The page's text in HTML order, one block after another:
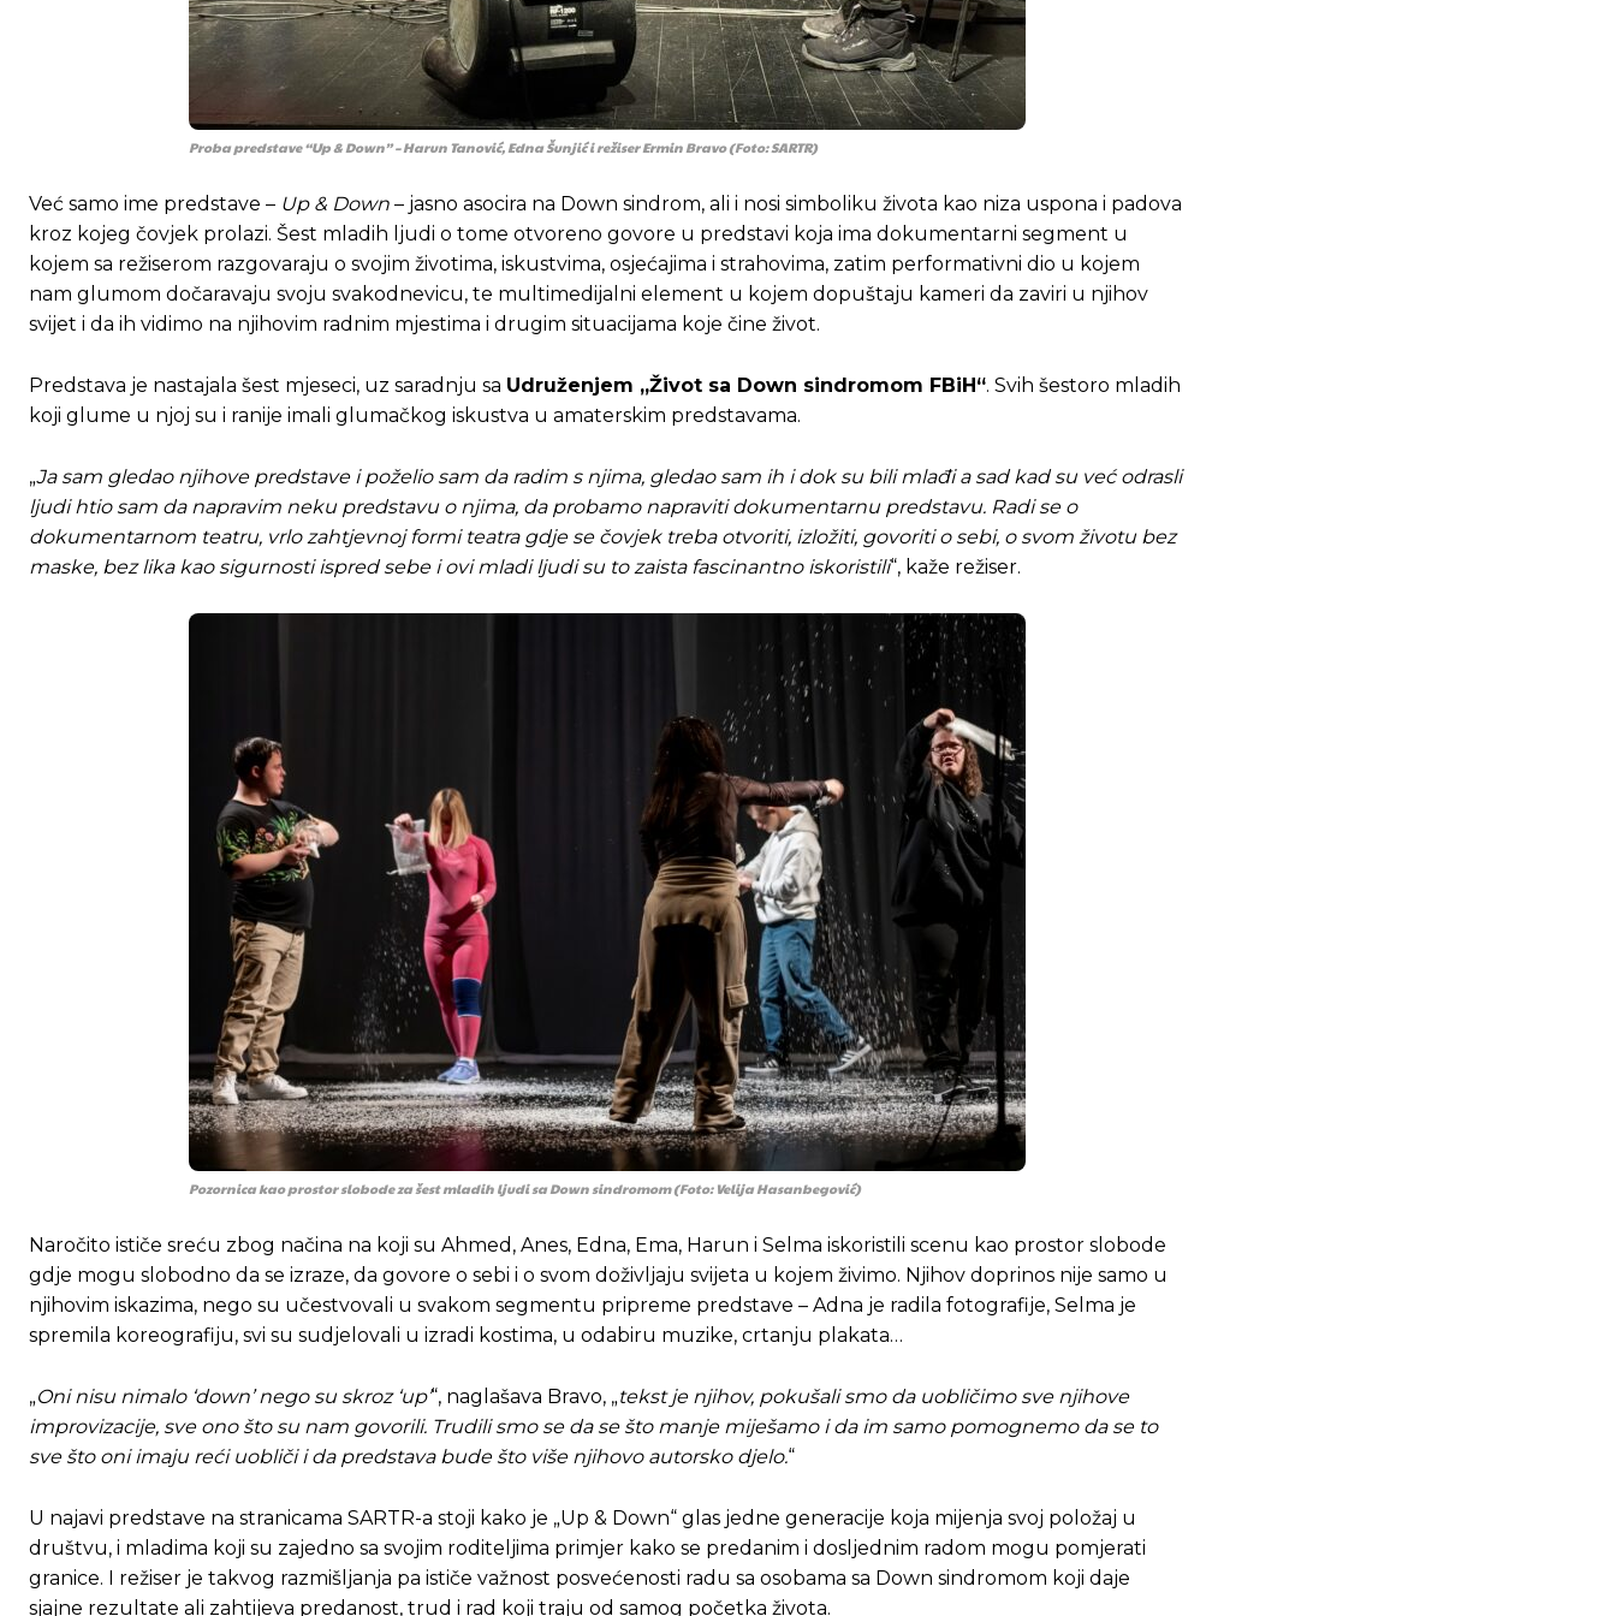
[wpuf_form id=”7463”]
[wpuf_form id=”7463”]
Proba predstave “Up & Down” – Harun Tanović, Edna Šunjić i režiser Ermin Bravo (Foto: SARTR)
Već samo ime predstave – Up & Down – jasno asocira na Down sindrom, ali i nosi simboliku života kao niza uspona i padova
kroz kojeg čovjek prolazi. Šest mladih ljudi o tome otvoreno govore u predstavi koja ima dokumentarni segment u
kojem sa režiserom razgovaraju o svojim životima, iskustvima, osjećajima i strahovima, zatim performativni dio u kojem
nam glumom dočaravaju svoju svakodnevicu, te multimedijalni element u kojem dopuštaju kameri da zaviri u njihov
svijet i da ih vidimo na njihovim radnim mjestima i drugim situacijama koje čine život.
Predstava je nastajala šest mjeseci, uz saradnju sa Udruženjem „Život sa Down sindromom FBiH“. Svih šestoro mladih
koji glume u njoj su i ranije imali glumačkog iskustva u amaterskim predstavama.
„Ja sam gledao njihove predstave i poželio sam da radim s njima, gledao sam ih i dok su bili mlađi a sad kad su već odrasli
ljudi htio sam da napravim neku predstavu o njima, da probamo napraviti dokumentarnu predstavu. Radi se o
dokumentarnom teatru, vrlo zahtjevnoj formi teatra gdje se čovjek treba otvoriti, izložiti, govoriti o sebi, o svom životu bez
maske, bez lika kao sigurnosti ispred sebe i ovi mladi ljudi su to zaista fascinantno iskoristili“, kaže režiser.
Pozornica kao prostor slobode za šest mladih ljudi sa Down sindromom (Foto: Velija Hasanbegović)
Naročito ističe sreću zbog načina na koji su Ahmed, Anes, Edna, Ema, Harun i Selma iskoristili scenu kao prostor slobode
gdje mogu slobodno da se izraze, da govore o sebi i o svom doživljaju svijeta u kojem živimo. Njihov doprinos nije samo u
njihovim iskazima, nego su učestvovali u svakom segmentu pripreme predstave – Adna je radila fotografije, Selma je
spremila koreografiju, svi su sudjelovali u izradi kostima, u odabiru muzike, crtanju plakata…
„Oni nisu nimalo ‘down’ nego su skroz ‘up’“, naglašava Bravo, „tekst je njihov, pokušali smo da uobličimo sve njihove
improvizacije, sve ono što su nam govorili. Trudili smo se da se što manje miješamo i da im samo pomognemo da se to
sve što oni imaju reći uobliči i da predstava bude što više njihovo autorsko djelo.“
U najavi predstave na stranicama SARTR-a stoji kako je „Up & Down“ glas jedne generacije koja mijenja svoj položaj u
društvu, i mladima koji su zajedno sa svojim roditeljima primjer kako se predanim i dosljednim radom mogu pomjerati
granice. I režiser je takvog razmišljanja pa ističe važnost posvećenosti radu sa osobama sa Down sindromom koji daje
sjajne rezultate ali zahtijeva predanost, trud i rad koji traju od samog početka života.